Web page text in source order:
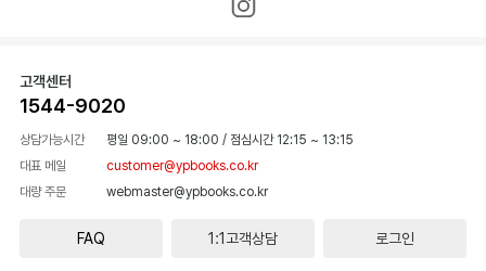
고객센터
1544-9020
상담가능시간 평일 09:00 ~ 18:00 / 점심시간 12:15 ~ 13:15
대표 메일
customer@ypbooks.co.kr
대량 주문
webmaster@ypbooks.co.kr
FAQ 1:1고객상담 로그인